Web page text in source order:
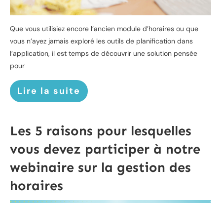
Que vous utilisiez encore l’ancien module d’horaires ou que
vous n’ayez jamais exploré les outils de planification dans
l’application, il est temps de découvrir une solution pensée
pour
Lire la suite
Les 5 raisons pour lesquelles
vous devez participer à notre
webinaire sur la gestion des
horaires